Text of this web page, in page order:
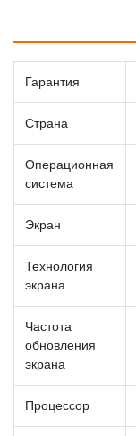
Гарантия
Страна
Операционная
система
Экран
Технология
экрана
Частота
обновления
экрана
Процессор